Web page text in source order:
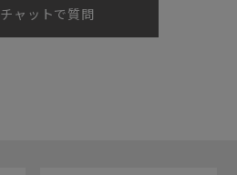
チャットで質問